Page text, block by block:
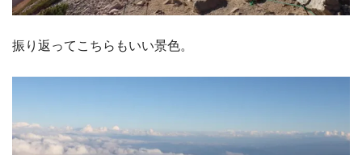
振り返ってこちらもいい景色。